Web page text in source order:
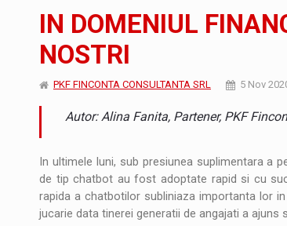
STIRI Orange Cybersecure – noua
ARTICOLE Cum invatam sa spunem nu
IN DOMENIUL
NOSTRI
PKF FINCONTA CONSULTANTA SRL 5 Nov
Autor: Alina Fanita, Partener, PKF
In ultimele luni, sub presiunea suplimentara a
de tip chatbot au fost adoptate rapid si cu
rapida a chatbotilor subliniaza importanta lor
jucarie data tinerei generatii de angajati a